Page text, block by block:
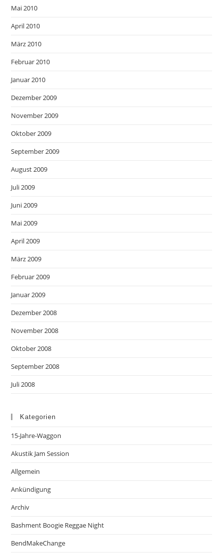
Mai 2010
April 2010
März 2010
Februar 2010
Januar 2010
Dezember 2009
November 2009
Oktober 2009
September 2009
August 2009
Juli 2009
Juni 2009
Mai 2009
April 2009
März 2009
Februar 2009
Januar 2009
Dezember 2008
November 2008
Oktober 2008
September 2008
Juli 2008
Kategorien
15-Jahre-Waggon
Akustik Jam Session
Allgemein
Ankündigung
Archiv
Bashment Boogie Reggae Night
BendMakeChange